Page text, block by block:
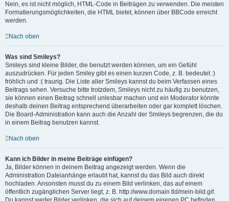
Nein, es ist nicht möglich, HTML-Code in Beiträgen zu verwenden. Die meisten
Formatierungsmöglichkeiten, die HTML bietet, können über BBCode erreicht
werden.
Nach oben
Was sind Smileys?
Smileys sind kleine Bilder, die benutzt werden können, um ein Gefühl
auszudrücken. Für jeden Smiley gibt es einen kurzen Code, z. B. bedeutet :)
fröhlich und :( traurig. Die Liste aller Smileys kannst du beim Verfassen eines
Beitrags sehen. Versuche bitte trotzdem, Smileys nicht zu häufig zu benutzen,
sie können einen Beitrag schnell unlesbar machen und ein Moderator könnte
deshalb deinen Beitrag entsprechend überarbeiten oder gar komplett löschen.
Die Board-Administration kann auch die Anzahl der Smileys begrenzen, die du
in einem Beitrag benutzen kannst.
Nach oben
Kann ich Bilder in meine Beiträge einfügen?
Ja, Bilder können in deinem Beitrag angezeigt werden. Wenn die
Administration Dateianhänge erlaubt hat, kannst du das Bild auch direkt
hochladen. Ansonsten musst du zu einem Bild verlinken, das auf einem
öffentlich zugänglichen Server liegt, z. B. http://www.domain.tld/mein-bild.gif.